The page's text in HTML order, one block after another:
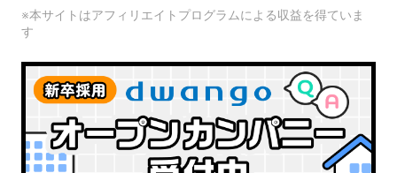
※本サイトはアフィリエイトプログラムによる収益を得ていま
す